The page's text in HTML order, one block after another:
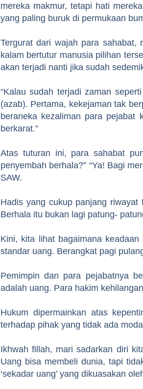
mereka makmur, tetapi hati
yang paling buruk di permukaan
Tergurat dari wajah para
kalam bertutur manusia pilihan
akan terjadi nanti jika sudah
“Kalau sudah terjadi zaman
(azab). Pertama, kekejaman tak
beraneka kezaliman para pejabat
berkarat.”
Atas tuturan ini, para sahabat
penyembah berhala?” “Ya! Bagi
SAW.
Hadis yang cukup panjang
Berhala itu bukan lagi patung-
Kini, kita lihat bagaimana
standar uang. Berangkat pagi
Pemimpin dan para pejabatnya
adalah uang. Para hakim
Hukum dipermainkan atas
terhadap pihak yang tidak ada
Ikhwah fillah, mari sadarkan diri
Uang bisa membeli dunia, tapi
‘sekadar uang’ yang dikuasakan